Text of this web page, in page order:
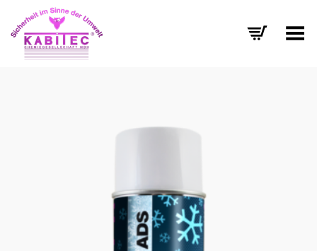
Menü umschalten